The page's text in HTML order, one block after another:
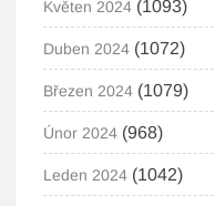
Květen 2024 (1093)
Duben 2024 (1072)
Březen 2024 (1079)
Únor 2024 (968)
Leden 2024 (1042)